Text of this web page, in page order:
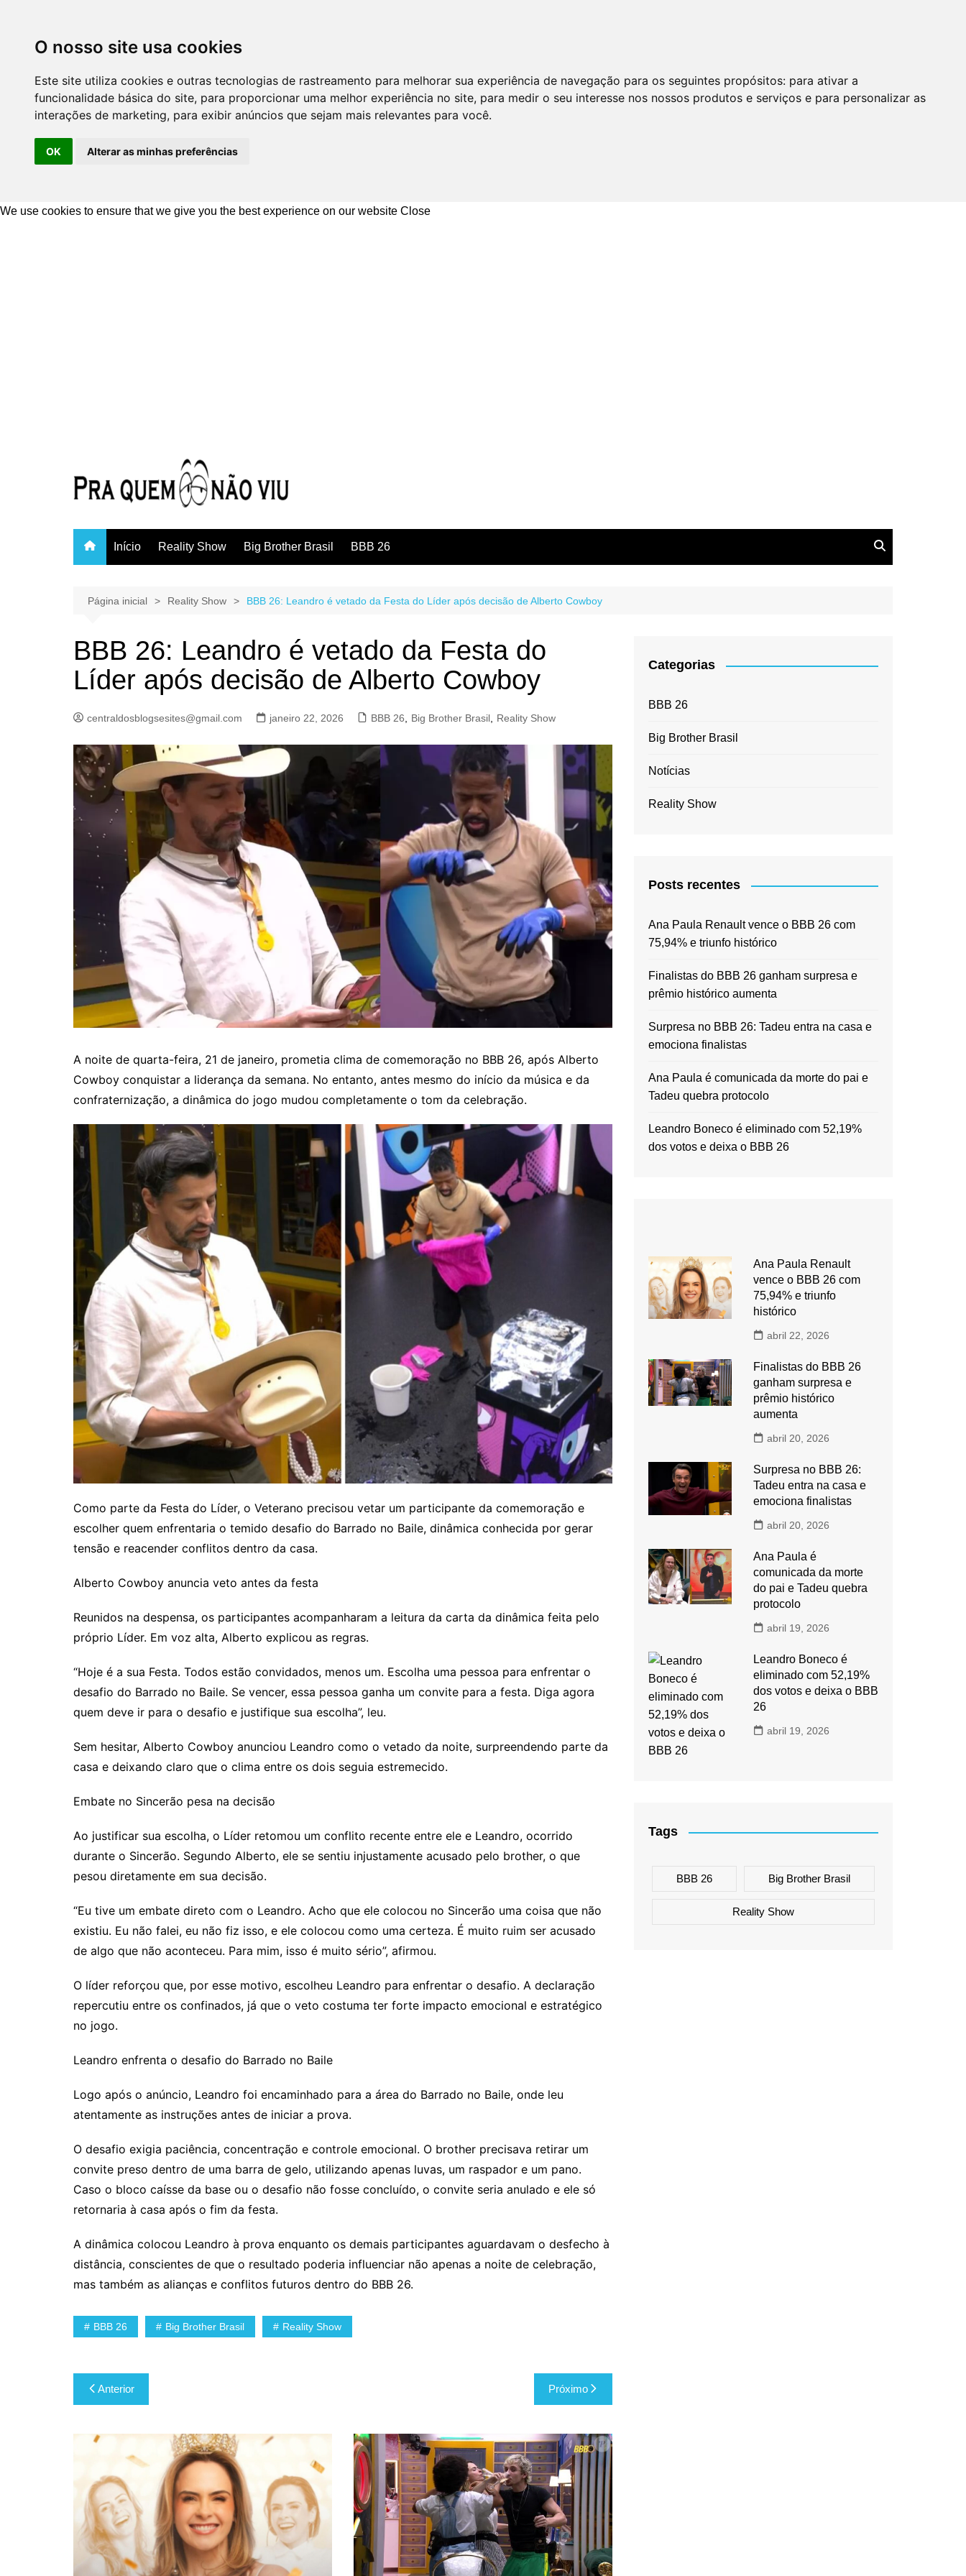
O nosso site usa cookies
Este site utiliza cookies e outras tecnologias de rastreamento para melhorar sua experiência de navegação para os seguintes propósitos: para ativar a
funcionalidade básica do site, para proporcionar uma melhor experiência no site, para medir o seu interesse nos nossos produtos e serviços e para personalizar as
interações de marketing, para exibir anúncios que sejam mais relevantes para você.
OK Alterar as minhas preferências
We use cookies to ensure that we give you the best experience on our website Close
Início Reality Show Big Brother Brasil BBB 26
Página inicial Reality Show BBB 26: Leandro é vetado da Festa do Líder após decisão de Alberto Cowboy
BBB 26: Leandro é vetado da Festa do
Líder após decisão de Alberto Cowboy
centraldosblogsesites@gmail.com janeiro 22, 2026 BBB 26 Big Brother Brasil Reality Show
A noite de quarta-feira, 21 de janeiro, prometia clima de comemoração no BBB 26, após Alberto
Cowboy conquistar a liderança da semana. No entanto, antes mesmo do início da música e da
confraternização, a dinâmica do jogo mudou completamente o tom da celebração.
Como parte da Festa do Líder, o Veterano precisou vetar um participante da comemoração e
escolher quem enfrentaria o temido desafio do Barrado no Baile, dinâmica conhecida por gerar
tensão e reacender conflitos dentro da casa.
Alberto Cowboy anuncia veto antes da festa
Reunidos na despensa, os participantes acompanharam a leitura da carta da dinâmica feita pelo
próprio Líder. Em voz alta, Alberto explicou as regras.
“Hoje é a sua Festa. Todos estão convidados, menos um. Escolha uma pessoa para enfrentar o
desafio do Barrado no Baile. Se vencer, essa pessoa ganha um convite para a festa. Diga agora
quem deve ir para o desafio e justifique sua escolha”, leu.
Sem hesitar, Alberto Cowboy anunciou Leandro como o vetado da noite, surpreendendo parte da
casa e deixando claro que o clima entre os dois seguia estremecido.
Embate no Sincerão pesa na decisão
Ao justificar sua escolha, o Líder retomou um conflito recente entre ele e Leandro, ocorrido
durante o Sincerão. Segundo Alberto, ele se sentiu injustamente acusado pelo brother, o que
pesou diretamente em sua decisão.
“Eu tive um embate direto com o Leandro. Acho que ele colocou no Sincerão uma coisa que não
existiu. Eu não falei, eu não fiz isso, e ele colocou como uma certeza. É muito ruim ser acusado
de algo que não aconteceu. Para mim, isso é muito sério”, afirmou.
O líder reforçou que, por esse motivo, escolheu Leandro para enfrentar o desafio. A declaração
repercutiu entre os confinados, já que o veto costuma ter forte impacto emocional e estratégico
no jogo.
Leandro enfrenta o desafio do Barrado no Baile
Logo após o anúncio, Leandro foi encaminhado para a área do Barrado no Baile, onde leu
atentamente as instruções antes de iniciar a prova.
O desafio exigia paciência, concentração e controle emocional. O brother precisava retirar um
convite preso dentro de uma barra de gelo, utilizando apenas luvas, um raspador e um pano.
Caso o bloco caísse da base ou o desafio não fosse concluído, o convite seria anulado e ele só
retornaria à casa após o fim da festa.
A dinâmica colocou Leandro à prova enquanto os demais participantes aguardavam o desfecho à
distância, conscientes de que o resultado poderia influenciar não apenas a noite de celebração,
mas também as alianças e conflitos futuros dentro do BBB 26.
BBB 26 Big Brother Brasil Reality Show
Navegação
de
Post
Anterior Próximo
Categorias
BBB 26
Big Brother Brasil
Notícias
Reality Show
Posts recentes
Ana Paula Renault vence o BBB 26 com
75,94% e triunfo histórico
Finalistas do BBB 26 ganham surpresa e
prêmio histórico aumenta
Surpresa no BBB 26: Tadeu entra na casa e
emociona finalistas
Ana Paula é comunicada da morte do pai e
Tadeu quebra protocolo
Leandro Boneco é eliminado com 52,19%
dos votos e deixa o BBB 26
Ana Paula Renault
vence o BBB 26 com
75,94% e triunfo
histórico
abril 22, 2026
Finalistas do BBB 26
ganham surpresa e
prêmio histórico
aumenta
abril 20, 2026
Surpresa no BBB 26:
Tadeu entra na casa e
emociona finalistas
abril 20, 2026
Ana Paula é
comunicada da morte
do pai e Tadeu quebra
protocolo
abril 19, 2026
Leandro Boneco é
eliminado com 52,19%
dos votos e deixa o BBB
26
abril 19, 2026
Tags
BBB 26 Big Brother Brasil
Reality Show